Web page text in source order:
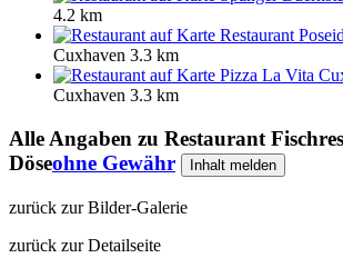
4.2 km
Restaurant
Cuxhaven 3.3 km
Pizza La Vita
Cuxhaven 3.3 km
Alle Angaben zu Restaurant
Döseohne Gewähr Inhalt melden
zurück zur Bilder-Galerie
zurück zur Detailseite